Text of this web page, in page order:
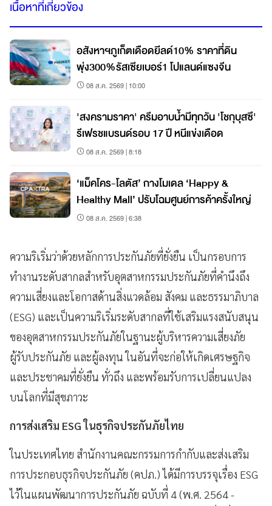
เนื้อหาที่เกี่ยวข้อง
อสังหาฯภูเก็ตเดือดยีลด์10% ราคาที่ดิน
พุ่ง300%รัสเซียเบอร์1 โปแลนด์แซงจีน
08 ส.ค. 2569 | 10:00
'สงครามราคา' ครีมอาบน้ำมีทุกวัน 'โชกุบุสซึ'
รีเฟรชแบรนด์รอบ 17 ปี หนีแข่งเดือด
08 ส.ค. 2569 | 8:18
‘แม็คโคร-โลตัส’ กางโมเดล ‘Happy &
Healthy Mall’ ปรับโฉมศูนย์การค้าครั้งใหญ่
08 ส.ค. 2569 | 6:38
ความริเริ่มว่าด้วยหลักการประกันภัยที่ยั่งยืน เป็นกรอบการ
ทำงานระดับสากลสำหรับอุตสาหกรรมประกันภัยที่คำนึงถึง
ความเสี่ยงและโอกาสด้านสิ่งแวดล้อม สังคม และธรรมาภิบาล
(ESG) และเป็นความริเริ่มระดับสากลที่ใช้เสริมแรงสนับสนุน
ของอุตสาหกรรมประกันภัยในฐานะผู้บริหารความเสี่ยงภัย
ผู้รับประกันภัย และผู้ลงทุน ในอันที่จะก่อให้เกิดเศรษฐกิจ
และประชาคมที่ยั่งยืน ทั่วถึง และพร้อมรับการเปลี่ยนแปลง
บนโลกที่มีสุขภาวะ
การส่งเสริม ESG ในธุรกิจประกันภัยไทย
ในประเทศไทย สำนักงานคณะกรรมการกำกับและส่งเสริม
การประกอบธุรกิจประกันภัย (คปภ.) ได้มีการบรรจุเรื่อง ESG
ไว้ในแผนพัฒนาการประกันภัย ฉบับที่ 4 (พ.ศ. 2564 -